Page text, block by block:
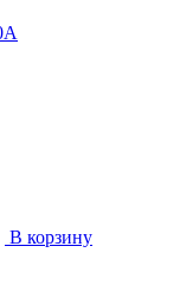
В корзину